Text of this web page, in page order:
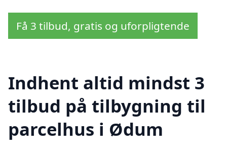
Få 3 tilbud, gratis og uforpligtende
Indhent altid mindst 3
tilbud på tilbygning til
parcelhus i Ødum